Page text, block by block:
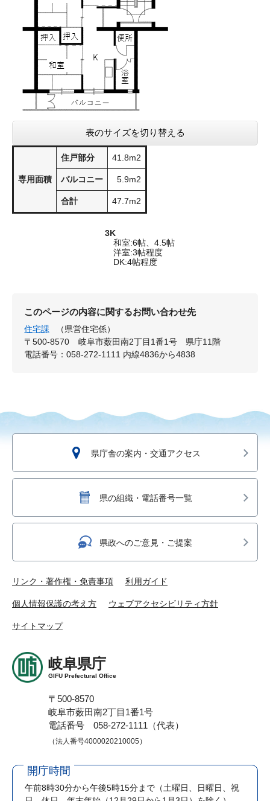
表のサイズを切り替える
専用面積
住戸部分 41.8m2
バルコニー 5.9m2
合計 47.7m2
3K
和室:6帖、4.5帖
洋室:3帖程度
DK:4帖程度
このページの内容に関するお問い合わせ先
住宅課
（県営住宅係）
〒500-8570
岐阜市薮田南2丁目1番1号 県庁11階
電話番号：058-272-1111 内線4836から4838
県庁舎の案内・交通アクセス
県の組織・電話番号一覧
県政へのご意見・ご提案
リンク・著作権・免責事項 利用ガイド
個人情報保護の考え方 ウェブアクセシビリティ方針
サイトマップ
岐阜県庁
GIFU Prefectural Office
〒500-8570
岐阜市薮田南2丁目1番1号
電話番号 058-272-1111（代表）
（法人番号4000020210005）
開庁時間
午前8時30分から午後5時15分まで （土曜日、日曜日、祝